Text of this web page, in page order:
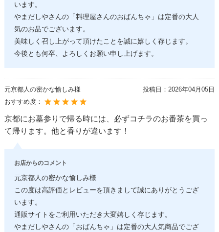
います。
やまだしやさんの「料理屋さんのおばんちゃ」は定番の大人
気のお品でございます。
美味しく召し上がって頂けたことを誠に嬉しく存じます。
今後とも何卒、よろしくお願い申し上げます。
元京都人の密かな愉しみ様 投稿日： 2026年04月05日
おすすめ度：
京都にお墓参りで帰る時には、必ずコチラのお番茶を買っ
て帰ります。他と香りが違います！
お店からのコメント
元京都人の密かな愉しみ様
この度は高評価とレビューを頂きまして誠にありがとうござ
います。
通販サイトをご利用いただき大変嬉しく存じます。
やまだしやさんの「おばんちゃ」は定番の大人気商品でござ